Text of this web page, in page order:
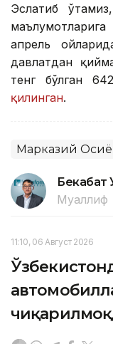
Эслатиб
апрель
давлатдан
тенг бўлган
қилинган.
Марказий Осиё
Бекабат
Муаллиф
11:10, 06 Август 2026